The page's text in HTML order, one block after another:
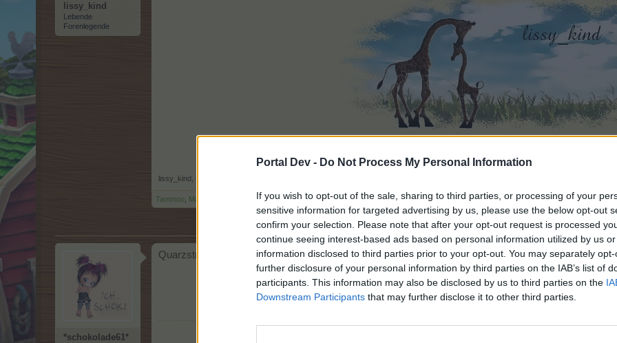
Portal Dev - Do Not Process My Personal Information
If you wish to opt-out of the sale, sharing to third parties, or processing of your
sensitive information for targeted advertising by us, please use the below opt-out
confirm your selection. Please note that after your opt-out request is processed
continue seeing interest-based ads based on personal information utilized by us
information disclosed to third parties prior to your opt-out. You may separately
further disclosure of your personal information by third parties on the IAB’s list of
participants. This information may also be disclosed by us to third parties on the
Downstream Participants that may further disclose it to other third parties.
lissy_kind
Lebende
Forenlegende
Anmeldung meiner Farm - 27.03.2010
Peace
lissy_kind
Tammoo Magitta7070 *schokolade61*gefällt dies.
*schokolade61*
Quarzstrahler.........